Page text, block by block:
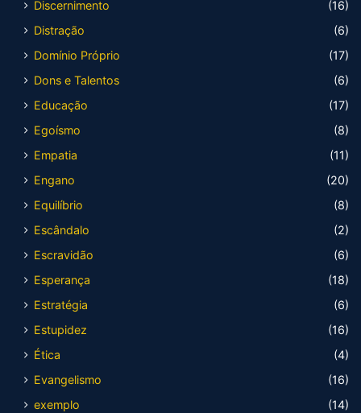
Discernimento
(16)
Distração
(6)
Domínio Próprio
(17)
Dons e Talentos
(6)
Educação
(17)
Egoísmo
(8)
Empatia
(11)
Engano
(20)
Equilíbrio
(8)
Escândalo
(2)
Escravidão
(6)
Esperança
(18)
Estratégia
(6)
Estupidez
(16)
Ética
(4)
Evangelismo
(16)
exemplo
(14)